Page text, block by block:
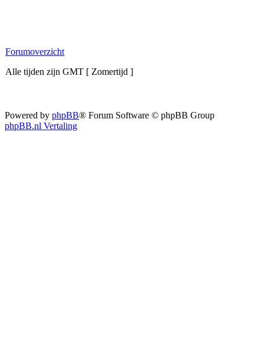
Forumoverzicht
Alle tijden zijn GMT [ Zomertijd ]
Powered by phpBB® Forum Software © phpBB Group
phpBB.nl Vertaling